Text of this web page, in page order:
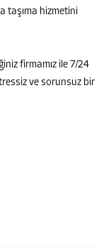
taşıma hizmetini
firmamız ile 7/24
ve sorunsuz bir